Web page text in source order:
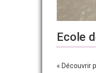
Ecole
« Découvrir